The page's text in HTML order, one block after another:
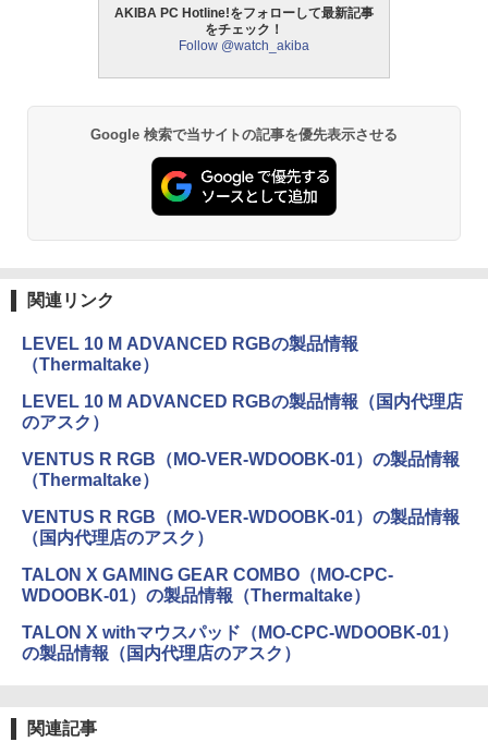
AKIBA PC Hotline!をフォローして最新記事
をチェック！
Follow @watch_akiba
Google 検索で当サイトの記事を優先表示させる
関連リンク
LEVEL 10 M ADVANCED RGBの製品情報
（Thermaltake）
LEVEL 10 M ADVANCED RGBの製品情報（国内代理店
のアスク）
VENTUS R RGB（MO-VER-WDOOBK-01）の製品情報
（Thermaltake）
VENTUS R RGB（MO-VER-WDOOBK-01）の製品情報
（国内代理店のアスク）
TALON X GAMING GEAR COMBO（MO-CPC-
WDOOBK-01）の製品情報（Thermaltake）
TALON X withマウスパッド（MO-CPC-WDOOBK-01）
の製品情報（国内代理店のアスク）
関連記事